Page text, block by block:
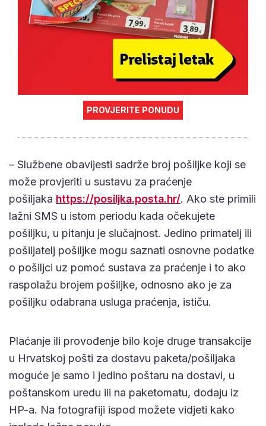
PROVJERITE PONUDU
– Službene obavijesti sadrže broj pošiljke koji se
može provjeriti u sustavu za praćenje
pošiljaka https://posiljka.posta.hr/. Ako ste primili
lažni SMS u istom periodu kada očekujete
pošiljku, u pitanju je slučajnost. Jedino primatelj ili
pošiljatelj pošiljke mogu saznati osnovne podatke
o pošiljci uz pomoć sustava za praćenje i to ako
raspolažu brojem pošiljke, odnosno ako je za
pošiljku odabrana usluga praćenja, ističu.
Plaćanje ili provođenje bilo koje druge transakcije
u Hrvatskoj pošti za dostavu paketa/pošiljaka
moguće je samo i jedino poštaru na dostavi, u
poštanskom uredu ili na paketomatu, dodaju iz
HP-a. Na fotografiji ispod možete vidjeti kako